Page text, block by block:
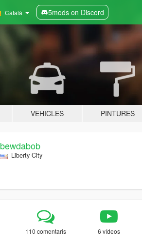
Català 5mods on Discord
VEHICLES PINTURES
bewdabob
Liberty City
110 comentaris 6 vídeos